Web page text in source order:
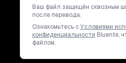
Ваш файл защищён сквозным
после перевода.
Ознакомьтесь сУсловиями
конфиденциальности Bluente,
файлом.